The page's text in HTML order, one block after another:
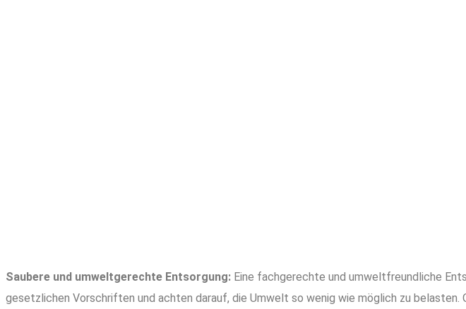
Saubere und umweltgerechte Entsorgung: Eine fachgerechte und umweltfreundliche
gesetzlichen Vorschriften und achten darauf, die Umwelt so wenig wie möglich zu